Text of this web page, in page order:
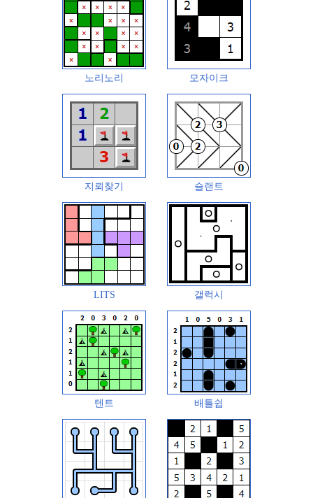
노리노리 모자이크
지뢰찾기 슬랜트
LITS 갤럭시
텐트 배틀쉽